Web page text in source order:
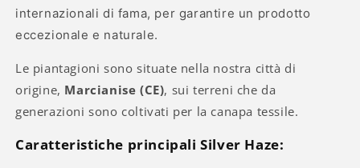
internazionali di fama, per garantire un prodotto
eccezionale e naturale.
Le piantagioni sono situate nella nostra città di
origine, Marcianise (CE), sui terreni che da
generazioni sono coltivati per la canapa tessile.
Caratteristiche principali Silver Haze: